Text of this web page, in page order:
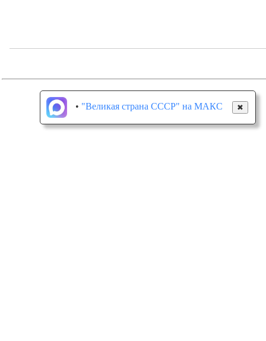
• "Великая страна СССР" на МАКС ✖